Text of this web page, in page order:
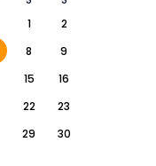
1
2
8
9
15
16
22
23
29
30